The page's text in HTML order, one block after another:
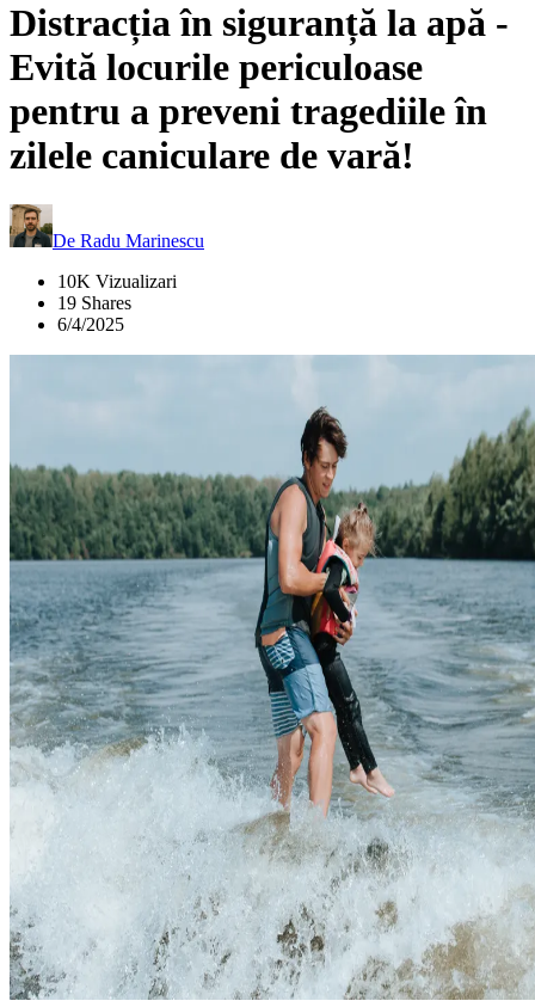
Distracția în siguranță la apă -
Evită locurile periculoase
pentru a preveni tragediile în
zilele caniculare de vară!
De Radu Marinescu
10K Vizualizari
19 Shares
6/4/2025